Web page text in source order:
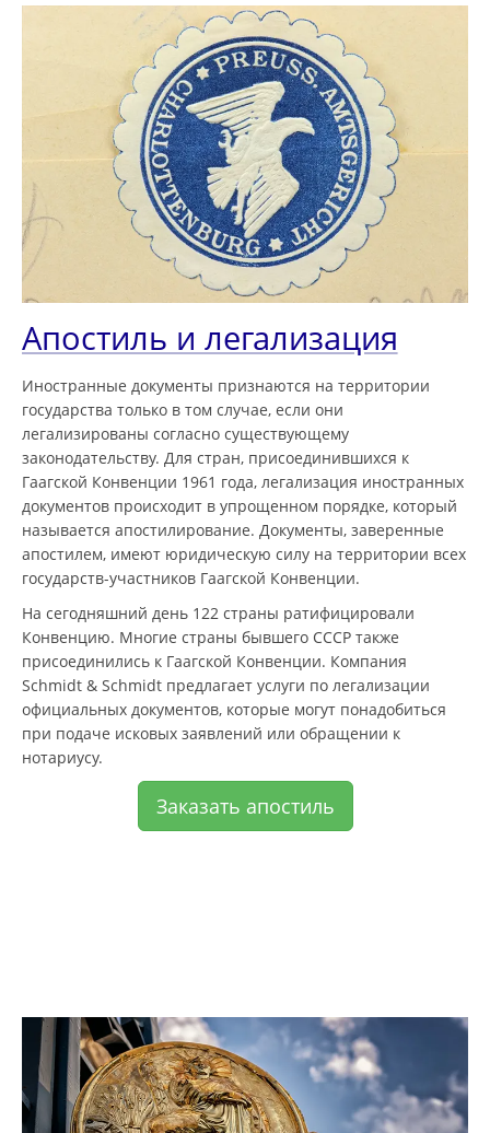
Апостиль и легализация
Иностранные документы признаются на территории
государства только в том случае, если они
легализированы согласно существующему
законодательству. Для стран, присоединившихся к
Гаагской Конвенции 1961 года, легализация иностранных
документов происходит в упрощенном порядке, который
называется апостилирование. Документы, заверенные
апостилем, имеют юридическую силу на территории всех
государств-участников Гаагской Конвенции.
На сегодняшний день 122 страны ратифицировали
Конвенцию. Многие страны бывшего СССР также
присоединились к Гаагской Конвенции. Компания
Schmidt & Schmidt предлагает услуги по легализации
официальных документов, которые могут понадобиться
при подаче исковых заявлений или обращении к
нотариусу.
Заказать апостиль